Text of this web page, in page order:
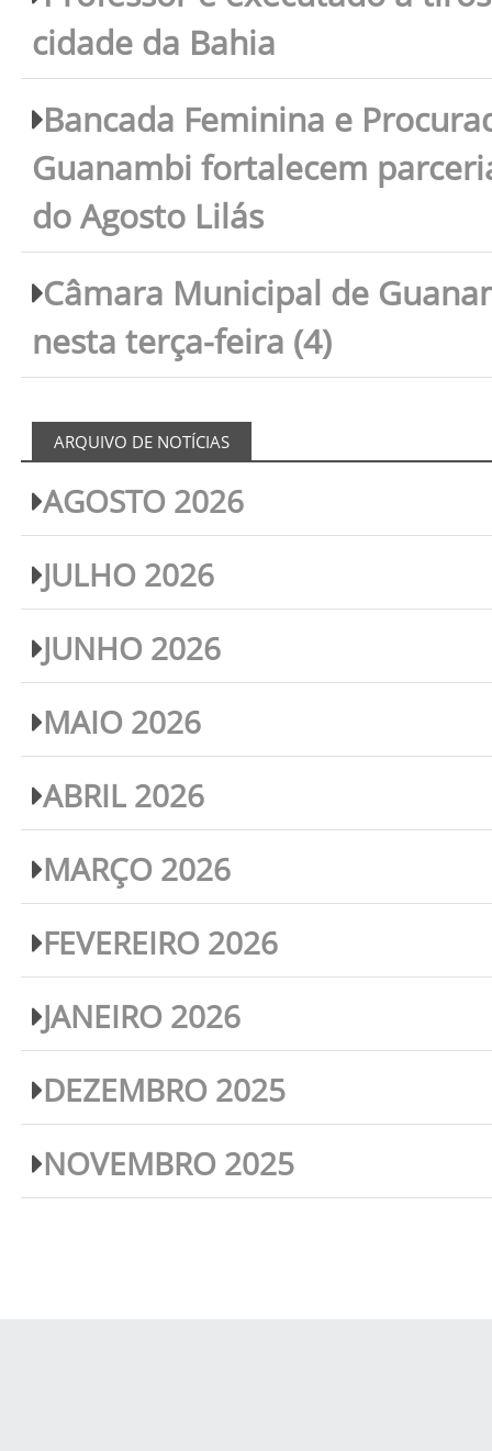
cidade da Bahia
Bancada Feminina e
Guanambi fortalecem
do Agosto Lilás
Câmara Municipal de
nesta terça-feira (4)
ARQUIVO DE NOTÍCIAS
AGOSTO 2026
JULHO 2026
JUNHO 2026
MAIO 2026
ABRIL 2026
MARÇO 2026
FEVEREIRO 2026
JANEIRO 2026
DEZEMBRO 2025
NOVEMBRO 2025